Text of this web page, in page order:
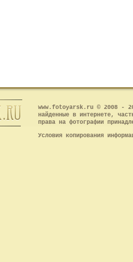
www.fotoyarsk.ru © 2008 -
найденные в интернете,
права на фотографии
Условия копирования